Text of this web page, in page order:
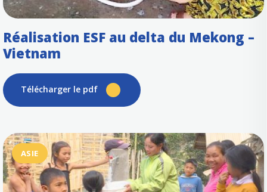
Réalisation ESF au delta du Mekong –
Vietnam
Télécharger le pdf
ASIE